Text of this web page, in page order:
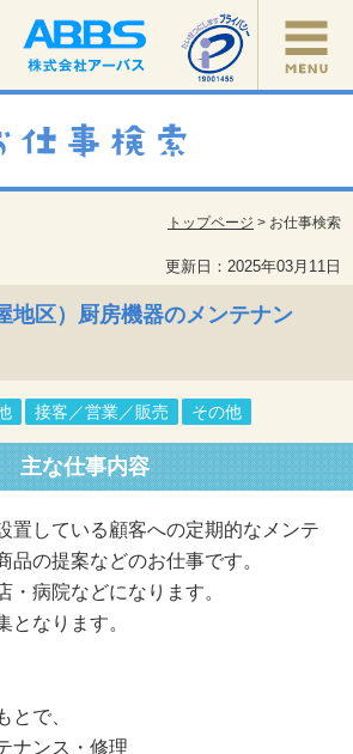
トップページ > お仕事検索
更新日：2025年03月11日
地区）厨房機器のメンテナン
接客／営業／販売 その他
主な仕事内容
置している顧客への定期的なメンテ
品の提案などのお仕事です。
・病院などになります。
となります。
とで、
ナンス・修理